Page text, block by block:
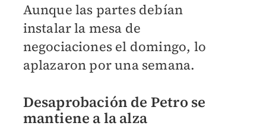
Aunque las partes debían
instalar la mesa de
negociaciones el domingo, lo
aplazaron por una semana.
Desaprobación de Petro se
mantiene a la alza